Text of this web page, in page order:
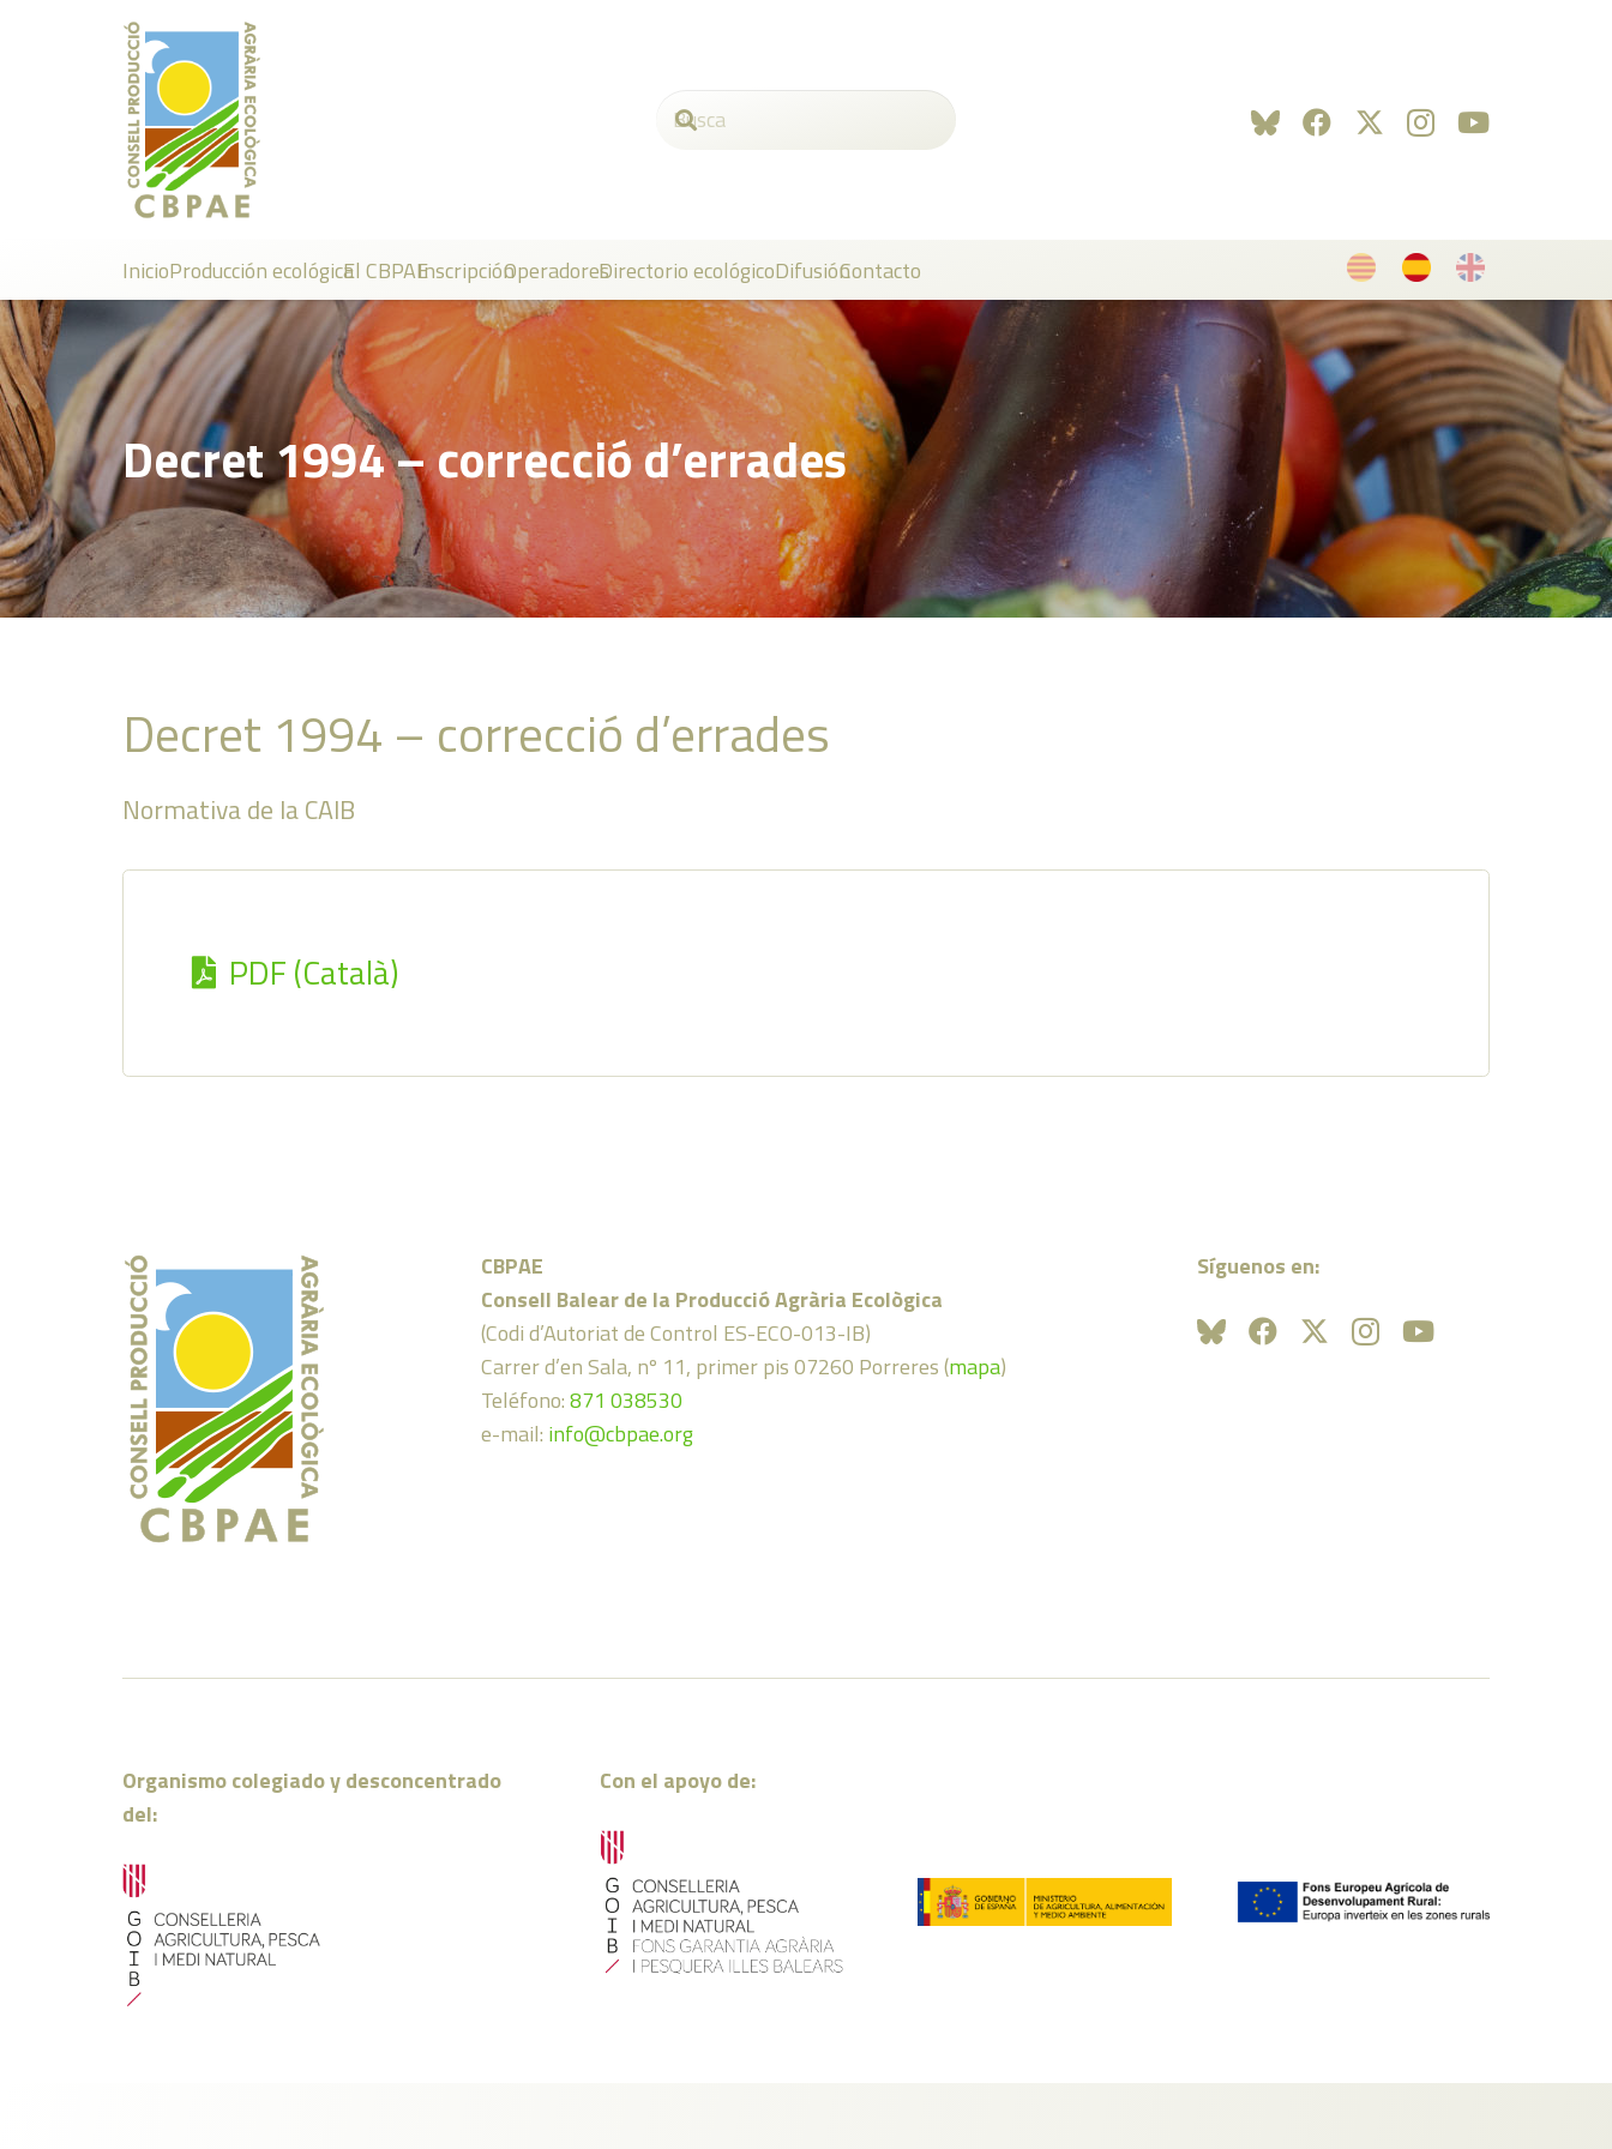
InicioProducción ecológicaEl CBPAEInscripciónOperadoresDirectorio ecológicoDifusiónContacto
Decret 1994 – correcció d’errades
Decret 1994 – correcció d’errades
Normativa de la CAIB
PDF (Català)
CBPAE
Consell Balear de la Producció Agrària Ecològica
(Codi d’Autoriat de Control ES-ECO-013-IB)
Carrer d’en Sala, nº 11, primer pis 07260 Porreres (mapa)
Teléfono:871 038530
e-mail: info@cbpae.org
Síguenos en:
Organismo colegiado y desconcentrado
del:
Con el apoyo de: